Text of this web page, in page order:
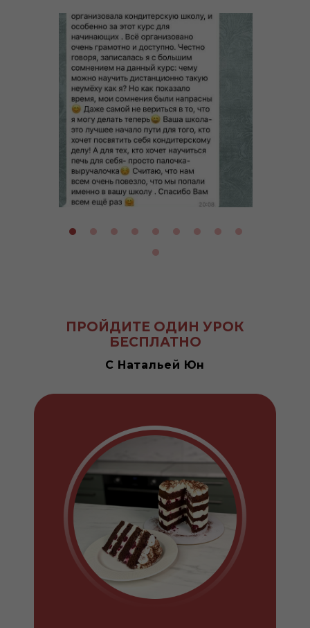
ПРОЙДИТЕ ОДИН УРОК
БЕСПЛАТНО
С Натальей Юн